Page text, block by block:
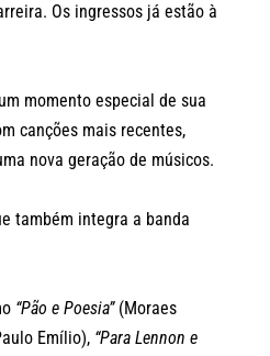
Os ingressos já estão à
momento especial de sua
canções mais recentes,
nova geração de músicos.
também integra a banda
“Pão e Poesia”(Moraes
Emílio), “Para Lennon e